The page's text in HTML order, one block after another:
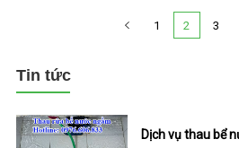
Điều hướng bài viếtTrang trước
1 2 3
Tin tức
Dịch vụ thau bể